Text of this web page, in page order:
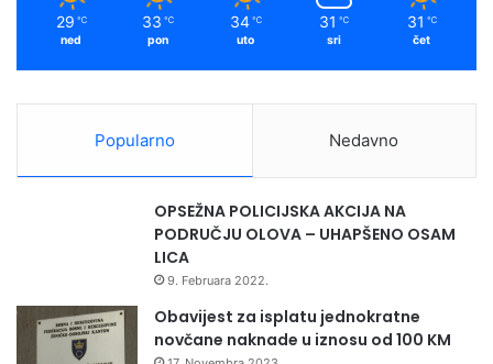
29 ℃
ned
33 ℃
pon
34 ℃
uto
31 ℃
sri
31 ℃
čet
Popularno Nedavno
OPSEŽNA POLICIJSKA AKCIJA NA
PODRUČJU OLOVA – UHAPŠENO OSAM
LICA
9. Februara 2022.
Obavijest za isplatu jednokratne
novčane naknade u iznosu od 100 KM